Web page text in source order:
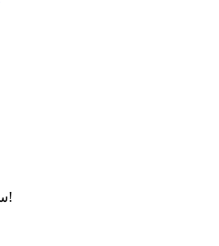
سبد خرید شما خالی است!